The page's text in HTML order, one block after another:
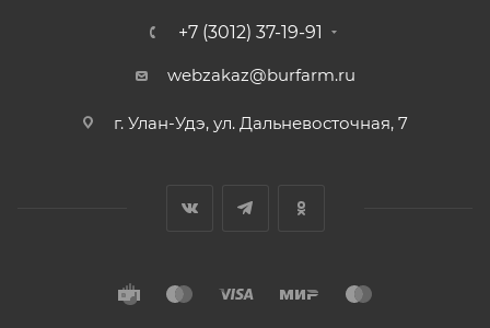
+7 (3012) 37-19-91
webzakaz@burfarm.ru
г. Улан-Удэ, ул. Дальневосточная, 7